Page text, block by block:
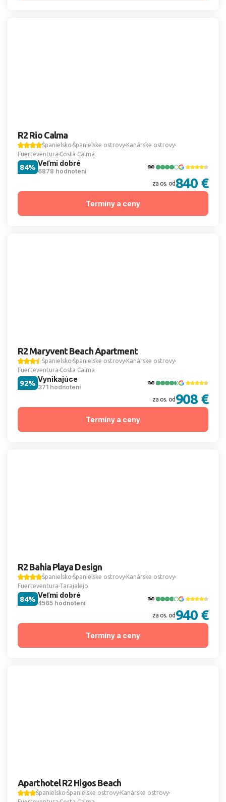
R2 Rio Calma
Španielsko Španielske ostrovy Kanárske ostrovy
Fuerteventura Costa Calma
Veľmi dobré
6878 hodnotení
84%
za os. od 840 €
Termíny a ceny
R2 Maryvent Beach Apartment
Španielsko Španielske ostrovy Kanárske ostrovy
Fuerteventura Costa Calma
Vynikajúce
371 hodnotení
92%
za os. od 908 €
Termíny a ceny
R2 Bahia Playa Design
Španielsko Španielske ostrovy Kanárske ostrovy
Fuerteventura Tarajalejo
Veľmi dobré
4565 hodnotení
84%
za os. od 940 €
Termíny a ceny
Aparthotel R2 Higos Beach
Španielsko Španielske ostrovy Kanárske ostrovy